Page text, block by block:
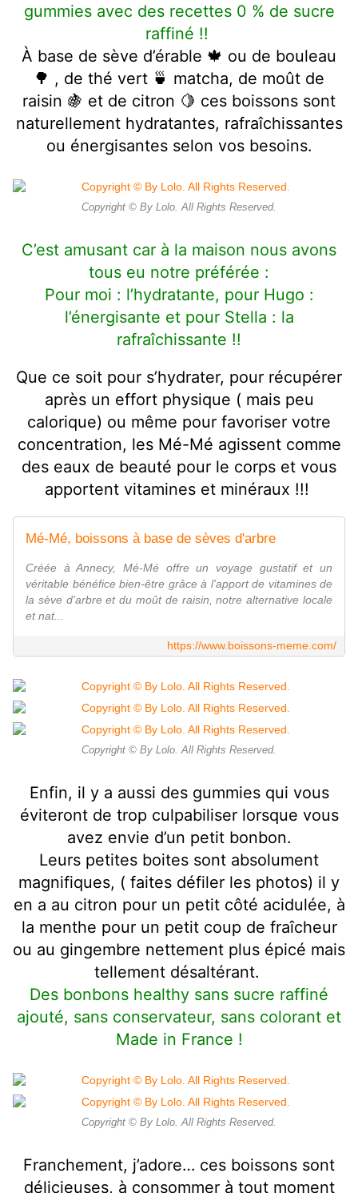
gummies avec des recettes 0 % de sucre
raffiné !!
À base de sève d’érable 🍁 ou de bouleau
🌳 , de thé vert 🍵 matcha, de moût de
raisin 🍇 et de citron 🍋 ces boissons sont
naturellement hydratantes, rafraîchissantes
ou énergisantes selon vos besoins.
Copyright © By Lolo. All Rights Reserved.
C’est amusant car à la maison nous avons
tous eu notre préférée :
Pour moi : l’hydratante, pour Hugo :
l’énergisante et pour Stella : la
rafraîchissante !!
Que ce soit pour s’hydrater, pour récupérer
après un effort physique ( mais peu
calorique) ou même pour favoriser votre
concentration, les Mé-Mé agissent comme
des eaux de beauté pour le corps et vous
apportent vitamines et minéraux !!!
Mé-Mé, boissons à base de sèves d'arbre
Créée à Annecy, Mé-Mé offre un voyage gustatif et un
véritable bénéfice bien-être grâce à l'apport de vitamines de
la sève d'arbre et du moût de raisin, notre alternative locale
et nat...
https://www.boissons-meme.com/
Copyright © By Lolo. All Rights Reserved.
Enfin, il y a aussi des gummies qui vous
éviteront de trop culpabiliser lorsque vous
avez envie d’un petit bonbon.
Leurs petites boites sont absolument
magnifiques, ( faites défiler les photos) il y
en a au citron pour un petit côté acidulée, à
la menthe pour un petit coup de fraîcheur
ou au gingembre nettement plus épicé mais
tellement désaltérant.
Des bonbons healthy sans sucre raffiné
ajouté, sans conservateur, sans colorant et
Made in France !
Copyright © By Lolo. All Rights Reserved.
Franchement, j’adore… ces boissons sont
délicieuses, à consommer à tout moment